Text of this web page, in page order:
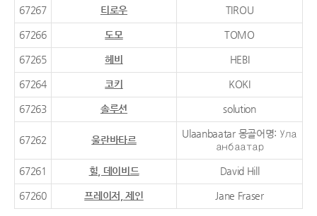
67267 티로우 TIROU
67266 도모 TOMO
67265 헤비 HEBI
67264 코키 KOKI
67263 솔루션 solution
67262 울란바타르
Ulaanbaatar 몽골어명: Ула
анбаатар
67261 힐, 데이비드 David Hill
67260 프레이저, 제인 Jane Fraser